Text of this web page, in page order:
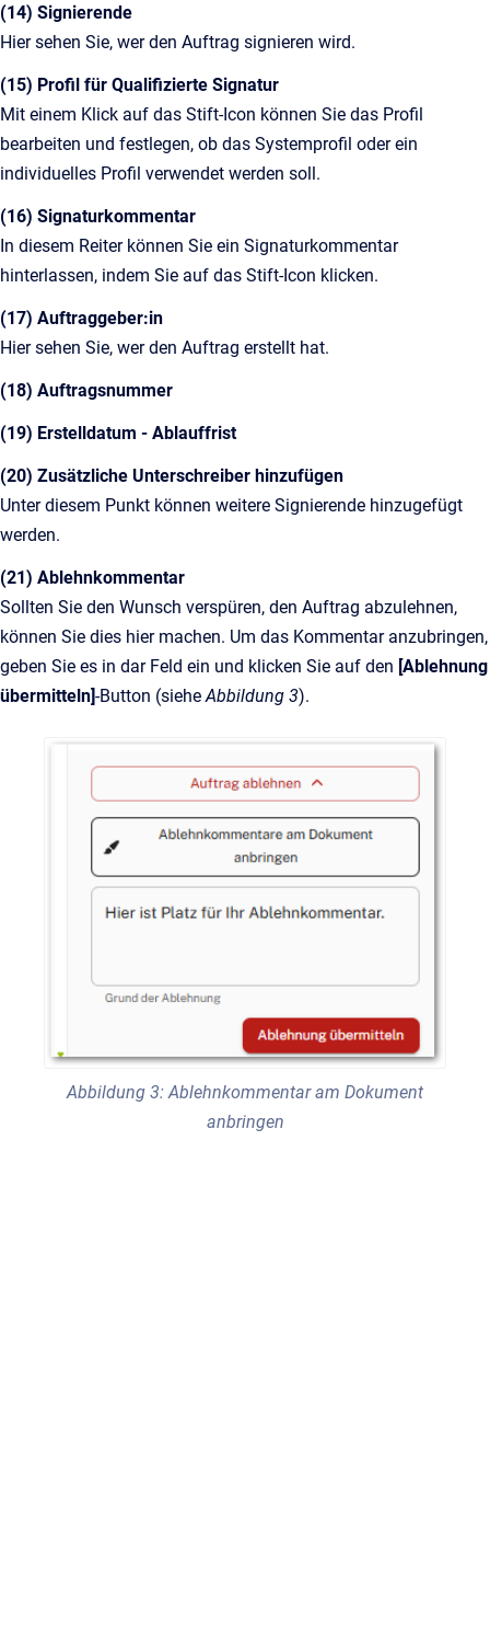
(14) Signierende
Hier sehen Sie, wer den Auftrag signieren wird.
(15) Profil für Qualifizierte Signatur
Mit einem Klick auf das Stift-Icon können Sie das Profil
bearbeiten und festlegen, ob das Systemprofil oder ein
individuelles Profil verwendet werden soll.
(16) Signaturkommentar
In diesem Reiter können Sie ein Signaturkommentar
hinterlassen, indem Sie auf das Stift-Icon klicken.
(17) Auftraggeber:in
Hier sehen Sie, wer den Auftrag erstellt hat.
(18) Auftragsnummer
(19) Erstelldatum - Ablauffrist
(20) Zusätzliche Unterschreiber hinzufügen
Unter diesem Punkt können weitere Signierende hinzugefügt
werden.
(21) Ablehnkommentar
Sollten Sie den Wunsch verspüren, den Auftrag abzulehnen,
können Sie dies hier machen. Um das Kommentar anzubringen,
geben Sie es in dar Feld ein und klicken Sie auf den [Ablehnung
übermitteln]-Button (sieheAbbildung 3).
Abbildung 3: Ablehnkommentar am Dokument
anbringen